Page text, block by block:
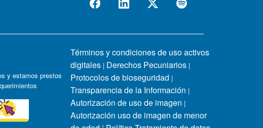
y estamos prestos
Términos y condiciones de uso activos
digitales | Derechos Pecuniarios |
Protocolos de bioseguridad |
Transparencia de la Información |
Autorización de uso de imagen |
Autorización uso de imagen de menor